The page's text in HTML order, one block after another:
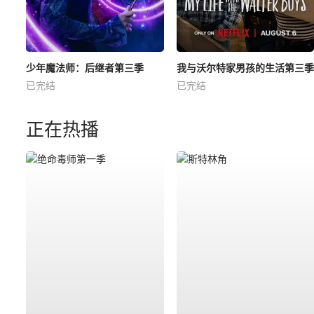
少年魔法师：后继者第三季
已完结
我与沃尔特家男孩的生活第三季
已完结
正在热播